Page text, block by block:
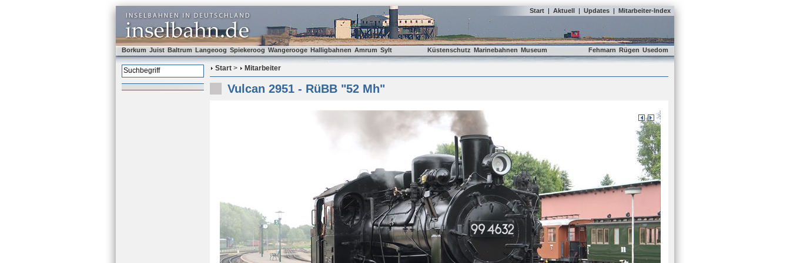
Start | Aktuell | Updates | Mitarbeiter-Index
Borkum Juist Baltrum Langeoog Spiekeroog Wangerooge Halligbahnen Amrum Sylt Küstenschutz Marinebahnen Museum Fehmarn Rügen Usedom
Start > Mitarbeiter
Vulcan 2951 - RüBB "52 Mh"